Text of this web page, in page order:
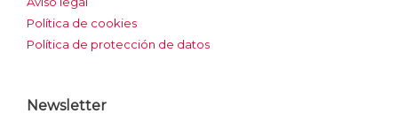
-
x
b
o
o
d b
Política de cookies
Política de protección de datos
Newsletter